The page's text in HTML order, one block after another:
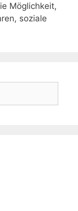
Möglichkeit,
soziale